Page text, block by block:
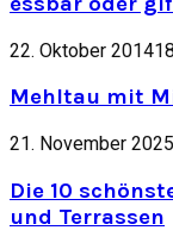
22. Oktober 2014
Mehltau mit
21. November 2025
Die 10
und Terrassen